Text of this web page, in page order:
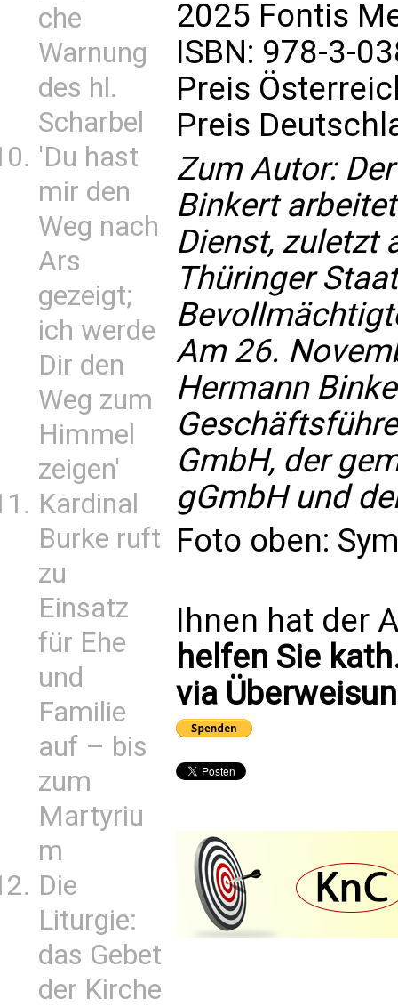
che
Warnung
des hl.
Scharbel
'Du hast
mir den
Weg nach
Ars
gezeigt;
ich werde
Dir den
Weg zum
Himmel
zeigen'
Kardinal
Burke ruft
zu
Einsatz
für Ehe
und
Familie
auf – bis
zum
Martyriu
m
Die
Liturgie:
das Gebet
der Kirche
2025 Fontis
ISBN: 978-3-
Preis
Preis
Zum Autor:
Binkert
Dienst, zuletzt
Thüringer
Am 26.
Hermann
GmbH, der
gGmbH und
Foto oben:
Ihnen hat der
helfen Sie
via